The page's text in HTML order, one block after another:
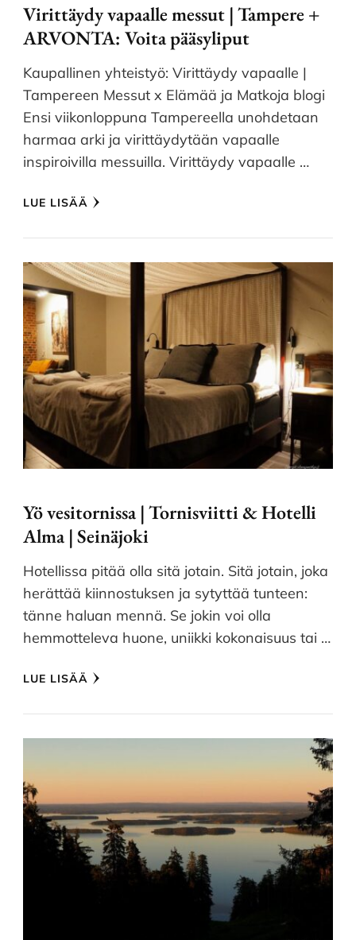
Virittäydy vapaalle messut | Tampere +
ARVONTA: Voita pääsyliput
Kaupallinen yhteistyö: Virittäydy vapaalle |
Tampereen Messut x Elämää ja Matkoja blogi
Ensi viikonloppuna Tampereella unohdetaan
harmaa arki ja virittäydytään vapaalle
inspiroivilla messuilla. Virittäydy vapaalle …
LUE LISÄÄ
Yö vesitornissa | Tornisviitti & Hotelli
Alma | Seinäjoki
Hotellissa pitää olla sitä jotain. Sitä jotain, joka
herättää kiinnostuksen ja sytyttää tunteen:
tänne haluan mennä. Se jokin voi olla
hemmotteleva huone, uniikki kokonaisuus tai …
LUE LISÄÄ